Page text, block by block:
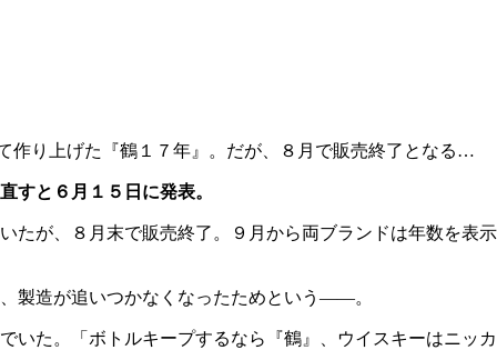
作り上げた『鶴１７年』。だが、８月で販売終了となる…
すと６月１５日に発表。
たが、８月末で販売終了。９月から両ブランドは年数を表示
製造が追いつかなくなったためという――。
いた。「ボトルキープするなら『鶴』、ウイスキーはニッカ